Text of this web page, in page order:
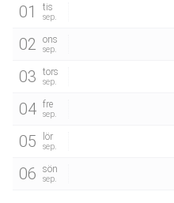
01 tis
sep.
02 ons
sep.
03 tors
sep.
04 fre
sep.
05 lör
sep.
06 sön
sep.